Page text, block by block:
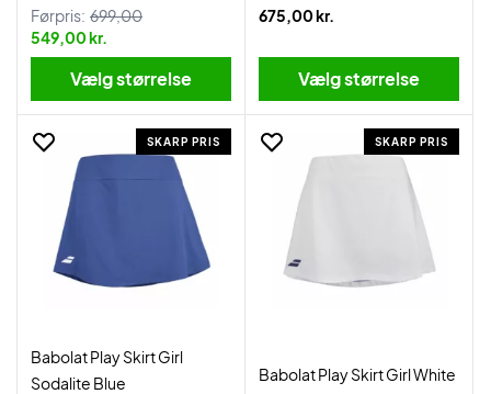
Førpris: 699,00
549,00 kr.
Vælg størrelse
675,00 kr.
Vælg størrelse
SKARP PRIS
Babolat Play Skirt Girl
Sodalite Blue
SKARP PRIS
Babolat Play Skirt Girl White